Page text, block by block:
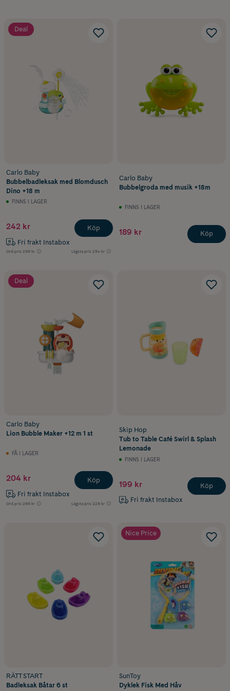
Deal
Carlo Baby
Bubbelbadleksak med Blomdusch
Dino +18 m
FINNS I LAGER
242 kr
Fri frakt Instabox
Ord.pris 299 kr Lägsta pris 254 kr
Köp
Carlo Baby
Bubbelgroda med musik +18m
FINNS I LAGER
189 kr Köp
Deal
Carlo Baby
Lion Bubble Maker +12 m 1 st
FÅ I LAGER
204 kr
Fri frakt Instabox
Ord.pris 269 kr Lägsta pris 229 kr
Köp
Skip Hop
Tub to Table Café Swirl & Splash
Lemonade
FINNS I LAGER
199 kr
Fri frakt Instabox
Köp
RÄTT START
Badleksak Båtar 6 st
Nice Price
SunToy
Dyklek Fisk Med Håv